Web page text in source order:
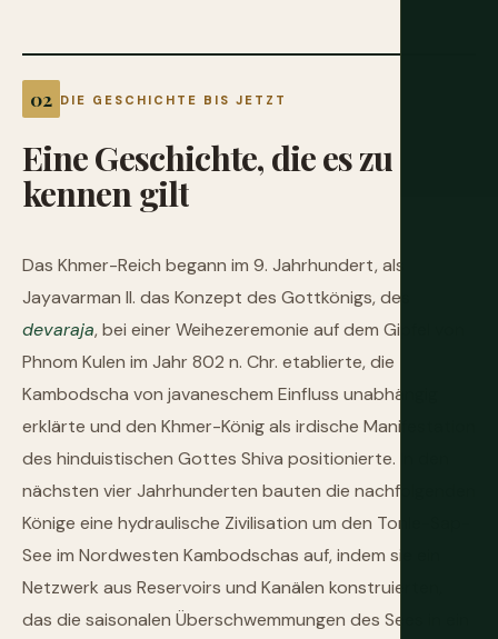
DIE GESCHICHTE BIS JETZT
EineGeschichte,dieeszu
kennen gilt
Das Khmer-Reich begann im 9. Jahrhundert, als
Jayavarman II. das Konzept des Gottkönigs, des
devaraja, bei einer Weihezeremonie auf dem Gipfel von
Phnom Kulen im Jahr 802 n. Chr. etablierte, die
Kambodscha von javaneschem Einfluss unabhängig
erklärte und den Khmer-König als irdische Manifestation
des hinduistischen Gottes Shiva positionierte. In den
nächsten vier Jahrhunderten bauten die nachfolgenden
Könige eine hydraulische Zivilisation um den Tonle-Sap-
See im Nordwesten Kambodschas auf, indem sie ein
Netzwerk aus Reservoirs und Kanälen konstruierten,
das die saisonalen Überschwemmungen des Sees in ein